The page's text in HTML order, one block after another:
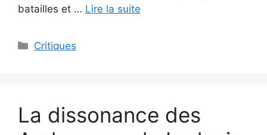
batailles et … Lire la suite
Critiques
La dissonance des